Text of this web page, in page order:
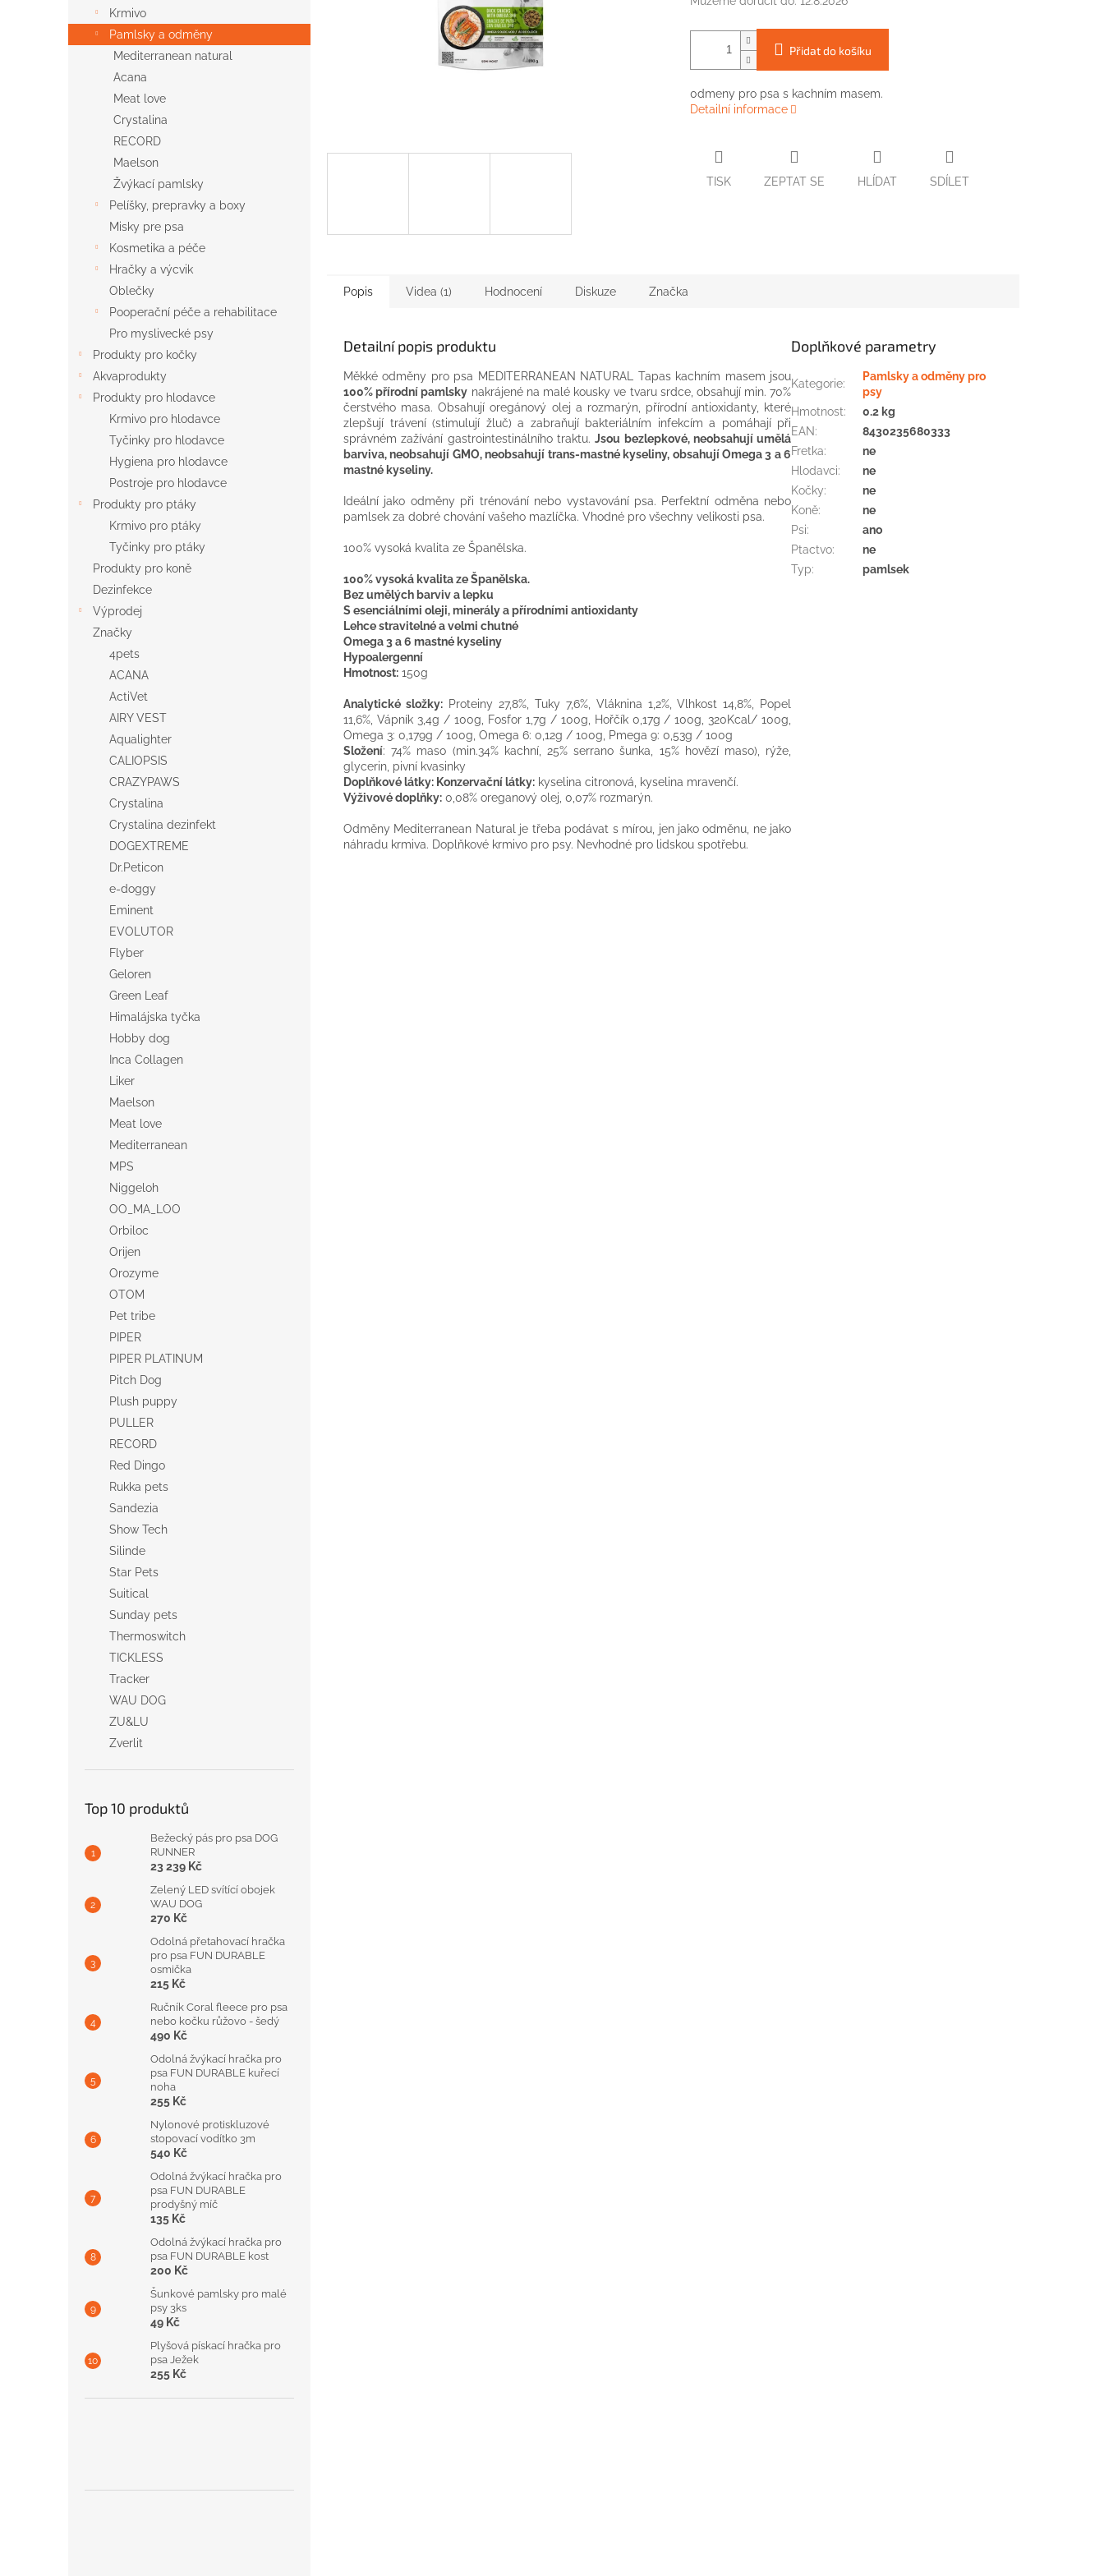
e
l
Krmivo
Pamlsky a odměny
Mediterranean natural
Acana
Meat love
Crystalina
RECORD
Maelson
Žvýkací pamlsky
Pelíšky, prepravky a boxy
Misky pre psa
Kosmetika a péče
Hračky a výcvik
Oblečky
Pooperační péče a rehabilitace
Pro myslivecké psy
Produkty pro kočky
Akvaprodukty
Produkty pro hlodavce
Krmivo pro hlodavce
Tyčinky pro hlodavce
Hygiena pro hlodavce
Postroje pro hlodavce
Produkty pro ptáky
Krmivo pro ptáky
Tyčinky pro ptáky
Produkty pro koně
Dezinfekce
Výprodej
Značky
4pets
ACANA
ActiVet
AIRY VEST
Aqualighter
CALIOPSIS
CRAZYPAWS
Crystalina
Crystalina dezinfekt
DOGEXTREME
Dr.Peticon
e-doggy
Eminent
EVOLUTOR
Flyber
Geloren
Green Leaf
Himalájska tyčka
Hobby dog
Inca Collagen
Liker
Maelson
Meat love
Mediterranean
MPS
Niggeloh
OO_MA_LOO
Orbiloc
Orijen
Orozyme
OTOM
Pet tribe
PIPER
PIPER PLATINUM
Pitch Dog
Plush puppy
PULLER
RECORD
Red Dingo
Rukka pets
Sandezia
Show Tech
Silinde
Star Pets
Suitical
Sunday pets
Thermoswitch
TICKLESS
Tracker
WAU DOG
ZU&LU
Zverlit
Top 10 produktů
Bežecký pás pro psa DOG
RUNNER
23 239 Kč
Zelený LED svítící obojek
WAU DOG
270 Kč
Odolná přetahovací hračka
pro psa FUN DURABLE
osmička
215 Kč
Ručník Coral fleece pro psa
nebo kočku růžovo - šedý
490 Kč
Odolná žvýkací hračka pro
psa FUN DURABLE kuřecí
noha
255 Kč
Nylonové protiskluzové
stopovací vodítko 3m
540 Kč
Odolná žvýkací hračka pro
psa FUN DURABLE
prodyšný míč
135 Kč
Odolná žvýkací hračka pro
psa FUN DURABLE kost
200 Kč
Šunkové pamlsky pro malé
psy 3ks
49 Kč
Plyšová pískací hračka pro
psa Ježek
255 Kč
Přidat do košíku
0dmeny pro psa s kachním masem.
Detailní informace
TISK ZEPTAT SE HLÍDAT SDÍLET
Popis Videa (1) Hodnocení Diskuze Značka
Detailní popis produktu
Měkké odměny pro psa MEDITERRANEAN NATURAL Tapas kachním masem jsou
100% přírodní pamlsky nakrájené na malé kousky ve tvaru srdce, obsahují min. 70%
čerstvého masa. Obsahují oregánový olej a rozmarýn, přírodní antioxidanty, které
zlepšují trávení (stimulují žluč) a zabraňují bakteriálním infekcím a pomáhají při
správném zažívání gastrointestinálního traktu.Jsou bezlepkové, neobsahují umělá
barviva, neobsahují GMO, neobsahují trans-mastné kyseliny, obsahují Omega 3 a 6
mastné kyseliny.
Ideální jako odměny při trénování nebo vystavování psa. Perfektní odměna nebo
pamlsek za dobré chování vašeho mazlíčka. Vhodné pro všechny velikosti psa.
100% vysoká kvalita ze Španělska.
100% vysoká kvalita ze Španělska.
Bez umělých barviv a lepku
S esenciálními oleji, minerály a přírodními antioxidanty
Lehce stravitelné a velmi chutné
Omega 3 a 6 mastné kyseliny
Hypoalergenní
Hmotnost: 150g
Analytické složky:Proteiny 27,8%, Tuky 7,6%, Vláknina 1,2%, Vlhkost 14,8%, Popel
11,6%, Vápník 3,4g / 100g, Fosfor 1,7g / 100g, Hořčík 0,17g / 100g, 320Kcal/ 100g,
Omega 3: 0,179g / 100g, Omega 6: 0,12g / 100g, Pmega 9: 0,53g / 100g
Složení: 74% maso (min.34% kachní, 25% serrano šunka, 15% hovězí maso), rýže,
glycerin, pivní kvasinky
Doplňkové látky: Konzervační látky: kyselina citronová, kyselina mravenčí.
Výživové doplňky: 0,08% oreganový olej, 0,07% rozmarýn.
Odměny Mediterranean Natural je třeba podávat s mírou, jen jako odměnu, ne jako
náhradu krmiva. Doplňkové krmivo pro psy. Nevhodné pro lidskou spotřebu.
Doplňkové parametry
Kategorie:
Pamlsky a odměny pro
psy
Hmotnost:
0.2 kg
EAN:
8430235680333
Fretka:
ne
Hlodavci:
ne
Kočky:
ne
Koně:
ne
Psi:
ano
Ptactvo:
ne
Typ: pamlsek